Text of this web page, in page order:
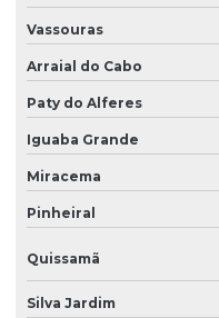
Vassouras
Arraial do Cabo
Paty do Alferes
Iguaba Grande
Miracema
Pinheiral
Quissamã
Silva Jardim